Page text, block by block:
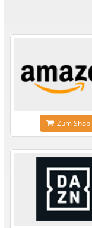
Zum Shop